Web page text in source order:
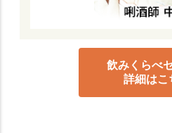
飲みくらべ
詳細はこ